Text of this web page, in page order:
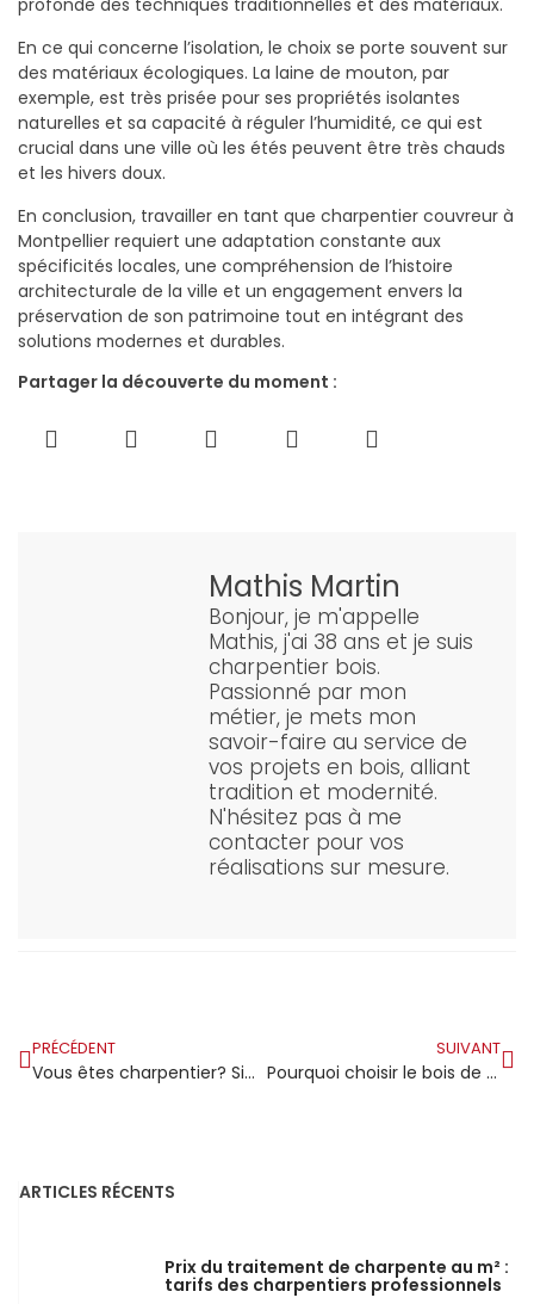
profonde des techniques traditionnelles et des matériaux.
En ce qui concerne l’isolation, le choix se porte souvent sur
des matériaux écologiques. La laine de mouton, par
exemple, est très prisée pour ses propriétés isolantes
naturelles et sa capacité à réguler l’humidité, ce qui est
crucial dans une ville où les étés peuvent être très chauds
et les hivers doux.
En conclusion, travailler en tant que charpentier couvreur à
Montpellier requiert une adaptation constante aux
spécificités locales, une compréhension de l’histoire
architecturale de la ville et un engagement envers la
préservation de son patrimoine tout en intégrant des
solutions modernes et durables.
Partager la découverte du moment :
Mathis Martin
Bonjour, je m'appelle
Mathis, j'ai 38 ans et je suis
charpentier bois.
Passionné par mon
métier, je mets mon
savoir-faire au service de
vos projets en bois, alliant
tradition et modernité.
N'hésitez pas à me
contacter pour vos
réalisations sur mesure.
PRÉCÉDENT
Vous êtes charpentier? Simplifiez vos devis avec notre logiciel spécialisé!
SUIVANT
Pourquoi choisir le bois de charpente Leroy Merlin ?
ARTICLES RÉCENTS
Prix du traitement de charpente au m² :
tarifs des charpentiers professionnels